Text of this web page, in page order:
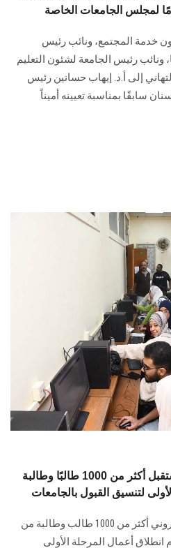
لمجلس الجامعات الخاصة
خدمة المجتمع، ونائب رئيس
ونائب رئيس الجامعة لشئون التعليم
إلى أ.د. إيهاب حسانين رئيس
سابقًا بمناسبة تعيينه أميناً
معامل التنسيق الإلكتروني تستقبل أكثر من 1000 طالبًا وطالبة
لتنسيق القبول بالجامعات
استقبلت معامل التنسيق الإلكتروني أكثر من 1000 طالب وطالبة من
انطلاق أعمال المرحلة الأولى